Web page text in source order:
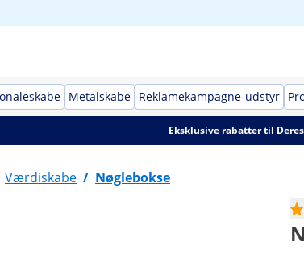
Metalskabe Reklamekampagne-udstyr
Eksklusive rabatter til
Værdiskabe / Nøglebokse